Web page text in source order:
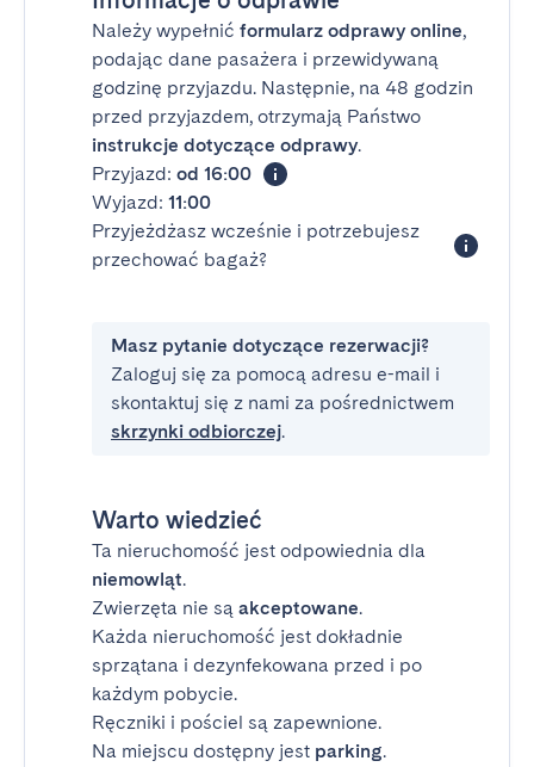
Należy wypełnić formularz odprawy online,
podając dane pasażera i przewidywaną
godzinę przyjazdu. Następnie, na 48 godzin
przed przyjazdem, otrzymają Państwo
instrukcje dotyczące odprawy.
Przyjazd: od 16:00
Wyjazd: 11:00
Przyjeżdżasz wcześnie i potrzebujesz
przechować bagaż?
Masz pytanie dotyczące rezerwacji?
Zaloguj się za pomocą adresu e-mail i
skontaktuj się z nami za pośrednictwem
skrzynki odbiorczej.
Warto wiedzieć
Ta nieruchomość jest odpowiednia dla
niemowląt.
Zwierzęta nie są akceptowane.
Każda nieruchomość jest dokładnie
sprzątana i dezynfekowana przed i po
każdym pobycie.
Ręczniki i pościel są zapewnione.
Na miejscu dostępny jest parking.